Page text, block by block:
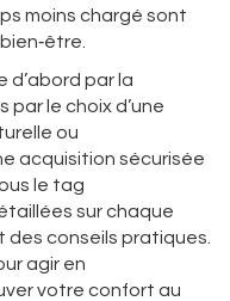
moins chargé sont
d’abord par la
par le choix d’une
ou
acquisition sécurisée
le tag
sur chaque
conseils pratiques.
agir en
votre confort au